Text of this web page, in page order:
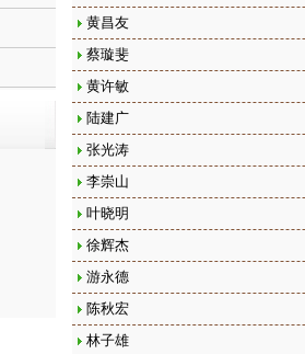
黄昌友
蔡璇斐
黄许敏
陆建广
张光涛
李崇山
叶晓明
徐辉杰
游永德
陈秋宏
林子雄